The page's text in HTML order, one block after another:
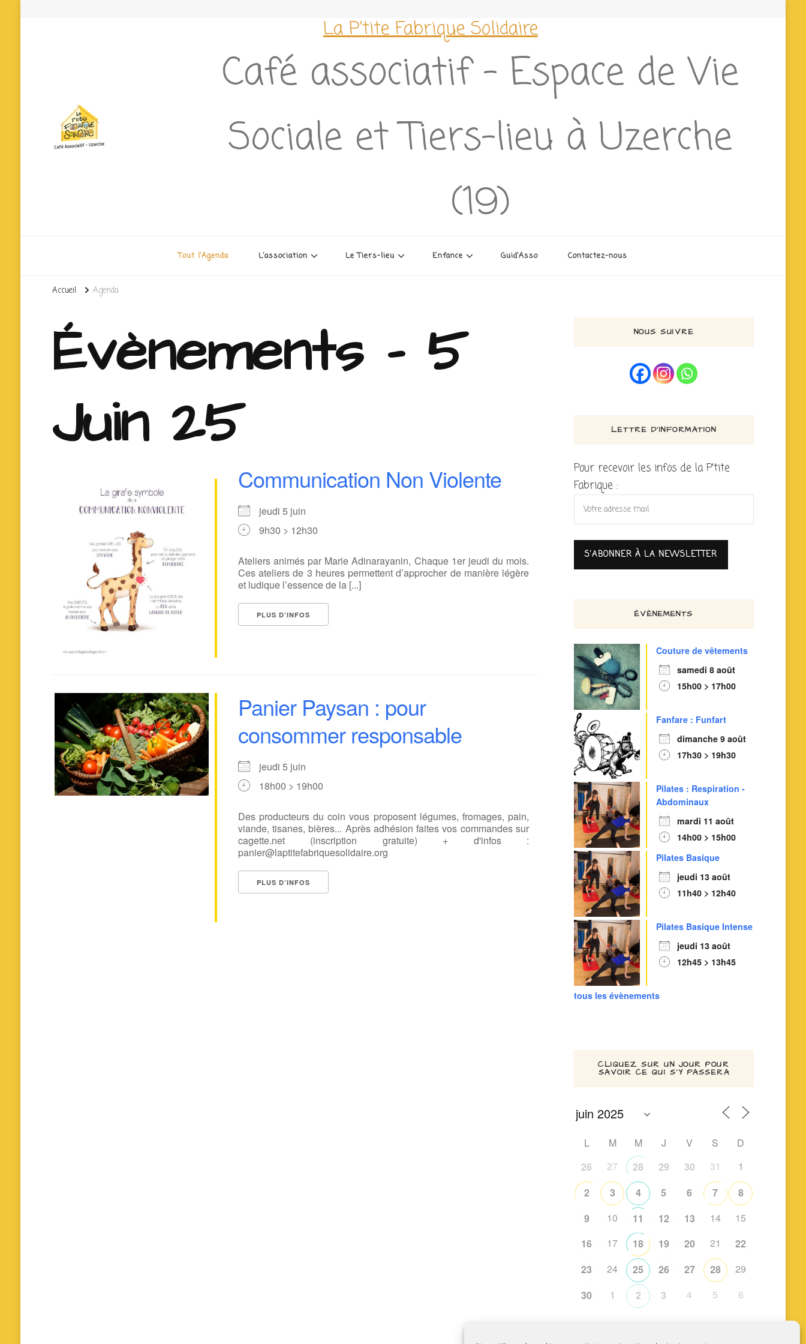
La P'tite Fabrique Solidaire
Café associatif – Espace de Vie
Sociale et Tiers-lieu à Uzerche
(19)
Tout l’Agenda L’association Le Tiers-lieu Enfance Guid’Asso Contactez-nous
Accueil Agenda
Évènements - 5
Juin 25
Communication Non Violente
jeudi 5 juin
9h30 > 12h30
Ateliers animés par Marie Adinarayanin, Chaque 1er jeudi du mois.
Ces ateliers de 3 heures permettent d’approcher de manière légère
et ludique l’essence de la [...]
PLUS D’INFOS
Panier Paysan : pour
consommer responsable
jeudi 5 juin
18h00 > 19h00
Des producteurs du coin vous proposent légumes, fromages, pain,
viande, tisanes, bières... Après adhésion faites vos commandes sur
cagette.net (inscription gratuite) + d'infos :
panier@laptitefabriquesolidaire.org
PLUS D’INFOS
NOUS SUIVRE
LETTRE D’INFORMATION
Pour recevoir les infos de la P'tite
Fabrique :
ÉVÈNEMENTS
Couture de vêtements
samedi 8 août
15h00 > 17h00
Fanfare : Funfart
dimanche 9 août
17h30 > 19h30
Pilates : Respiration -
Abdominaux
mardi 11 août
14h00 > 15h00
Pilates Basique
jeudi 13 août
11h40 > 12h40
Pilates Basique Intense
jeudi 13 août
12h45 > 13h45
tous les évènements
CLIQUEZ SUR UN JOUR POUR
SAVOIR CE QUI S’Y PASSERA
L M M J V S
D
26
27 28 29 30 31
1
2
3 4 5 6 7
8
9
10 11 12 13 14
15
16
17 18 19 20 21
22
23
24 25 26 27 28
29
30
1 2 3 4 5 6